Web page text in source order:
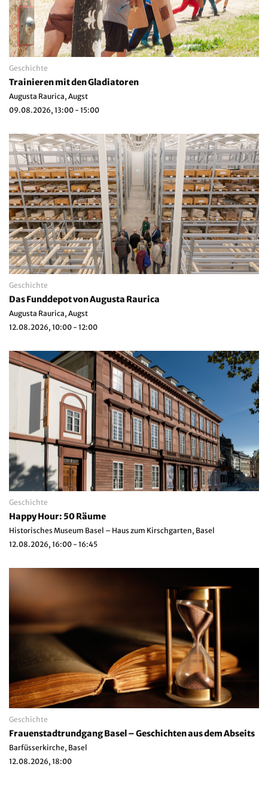
Geschichte
Trainieren mit den Gladiatoren
Augusta Raurica, Augst
09.08.2026, 13:00 - 15:00
Geschichte
Das Funddepot von Augusta Raurica
Augusta Raurica, Augst
12.08.2026, 10:00 - 12:00
Geschichte
Happy Hour: 50 Räume
Historisches Museum Basel – Haus zum Kirschgarten, Basel
12.08.2026, 16:00 - 16:45
Geschichte
Frauenstadtrundgang Basel – Geschichten aus dem Abseits
Barfüsserkirche, Basel
12.08.2026, 18:00